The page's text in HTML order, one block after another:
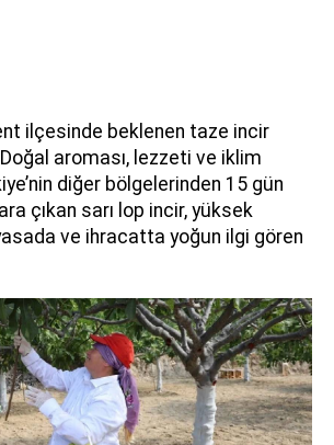
ilçesinde beklenen taze incir
Doğal aroması, lezzeti ve iklim
diğer bölgelerinden 15 gün
çıkan sarı lop incir, yüksek
ve ihracatta yoğun ilgi gören